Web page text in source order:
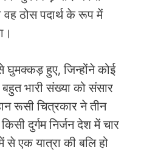
वह ठोस पदार्थ के रूप में
हुए, जिन्‍होंने कोई
भारी संख्‍या को संसार
रूसी चित्रकार ने तीन
दुर्गम निर्जन देश में चार
एक यात्रा की बलि हो